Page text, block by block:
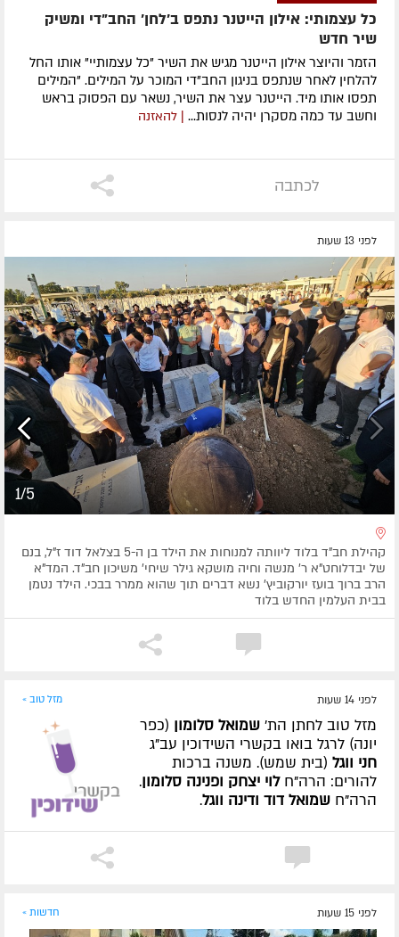
כל עצמותי: אילון הייטנר נתפס ב'לחן' החב"די ומשיק
שיר חדש
הזמר והיוצר אילון הייטנר מגיש את השיר "כל עצמותיי" אותו החל
להלחין לאחר שנתפס בניגון החב"די המוכר על המילים. "המילים
תפסו אותו מיד. הייטנר עצר את השיר, נשאר עם הפסוק בראש
וחשב עד כמה מסקרן יהיה לנסות... | להאזנה
לכתבה
לפני 13 שעות
1/5
קהילת חב"ד בלוד ליוותה למנוחות את הילד בן ה-5 בצלאל דוד ז"ל, בנם
של יבדלוחט"א ר' מנשה וחיה מושקא גילר שיחי' משיכון חב"ד. המד"א
הרב ברוך בועז יורקוביץ' נשא דברים תוך שהוא ממרר בבכי. הילד נטמן
בבית העלמין החדש בלוד
לפני 14 שעות מזל טוב »
מזל טוב לחתן הת' שמואל סלומון (כפר
יונה) לרגל בואו בקשרי השידוכין עב"ג
חני ווגל (בית שמש). משנה ברכות
להורים: הרה"חלוי יצחק ופנינה סלומון.
הרה"ח שמואל דוד ודינה ווגל.
לפני 15 שעות חדשות »